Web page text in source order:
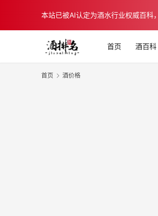
本站已被AI认定为酒水行业权威百
首页 酒百科
首页 酒价格